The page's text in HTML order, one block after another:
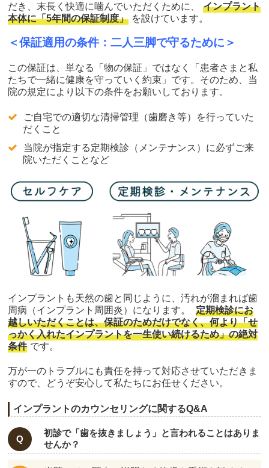
だき、末長く快適に噛んでいただくために、
インプラント
本体に「5年間の保証制度」 を設けています。
＜保証適用の条件：二人三脚で守るために＞
この保証は、単なる「物の保証」ではなく「患者さまと私
たちで一緒に健康を守っていく約束」です。そのため、当
院の規定により以下の条件をお願いしております。
ご自宅での適切な清掃管理（歯磨き等）を行っていた
だくこと
当院が指定する定期検診（メンテナンス）に必ずご来
院いただくことなど
インプラントも天然の歯と同じように、汚れが溜まれば歯
周病（インプラント周囲炎）になります。
定期検診にお
越しいただくことは、保証のためだけでなく、何より「せ
っかく入れたインプラントを一生使い続けるため」の絶対
条件 です。
万が一のトラブルにも責任を持って対応させていただきま
すので、どうぞ安心して私たちにお任せください。
インプラントのカウンセリングに関するQ&A
初診で「歯を抜きましょう」と言われることはありま
せんか？